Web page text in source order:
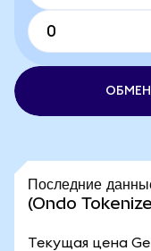
Последние
(Ondo
Текущая цена